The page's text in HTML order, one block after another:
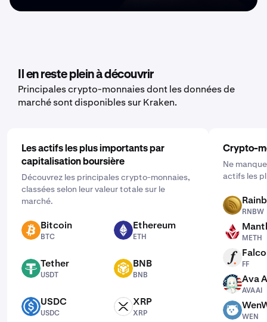
Il en reste plein à découvrir
Principales crypto-monnaies dont les données de
marché sont disponibles sur Kraken.
Les actifs les plus importants par
capitalisation boursière
Découvrez les principales crypto-monnaies,
classées selon leur valeur totale sur le
marché.
BTC Bitcoin
BTC
ETH Ethereum
ETH
USDT Tether
USDT
BNB BNB
BNB
USDC USDC
USDC
XRP XRP
XRP
Crypto-
Ne
actifs les
RNBW
RNBW
METH
METH
FF
FF
AVAAI Ava
AVAAI
WEN
WEN